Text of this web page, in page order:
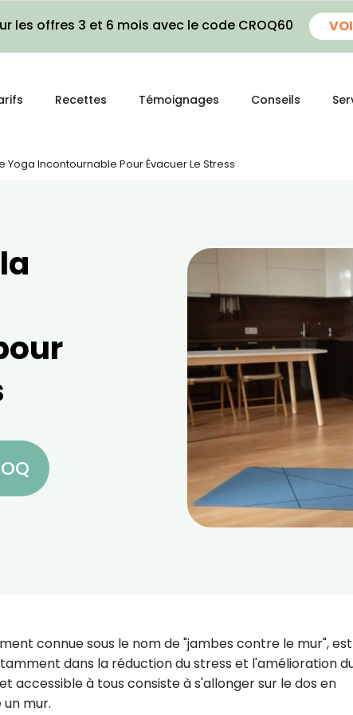
les offres 3 et 6 mois avec le code CROQ60
Recettes Témoignages Conseils
Yoga Incontournable Pour Évacuer Le Stress
connue sous le nom de "jambes contre le mur", est
dans la réduction du stress et l'amélioration
accessible à tous consiste à s'allonger sur le dos en
mur.